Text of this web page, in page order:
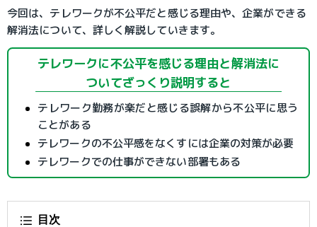
今回は、テレワークが不公平だと感じる理由や、企業ができる
解消法について、詳しく解説していきます。
テレワークに不公平を感じる理由と解消法に
ついてざっくり説明すると
テレワーク勤務が楽だと感じる誤解から不公平に思う
ことがある
テレワークの不公平感をなくすには企業の対策が必要
テレワークでの仕事ができない部署もある
目次